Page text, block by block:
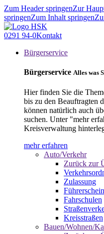
Zum Header springenZur
springenZum Inhalt springen
0291 94-0Kontakt
Bürgerservice
Bürgerservice Alles was
Hier finden Sie die
bis zu den Beauftragten
können natürlich auch
suchen. Unter "mehr
Kreisverwaltung
mehr erfahren
Auto/Verkehr
Zurück zur
Zulassung
Führerschein
Fahrschulen
Kreisstraßen
Bauen/Wohnen/